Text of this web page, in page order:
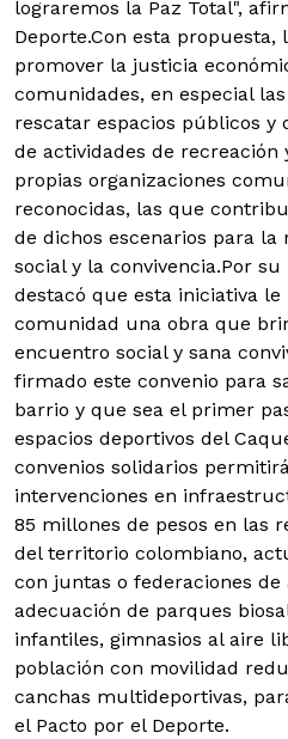
lograremos la Paz Total",
Deporte.Con esta propuesta,
promover la justicia
comunidades, en especial
rescatar espacios públicos y
de actividades de recreación
propias organizaciones
reconocidas, las que
de dichos escenarios para
social y la convivencia.Por
destacó que esta iniciativa
comunidad una obra que
encuentro social y sana
firmado este convenio para
barrio y que sea el primer
espacios deportivos del
convenios solidarios
intervenciones en
85 millones de pesos en las
del territorio colombiano,
con juntas o federaciones
adecuación de parques
infantiles, gimnasios al aire
población con movilidad
canchas multideportivas,
el Pacto por el Deporte.